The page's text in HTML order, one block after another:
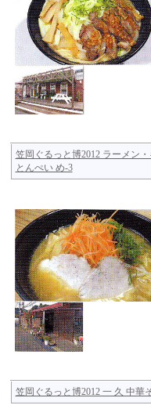
笠岡ぐるっと博2012 ラーメン
とんぺい め-3
笠岡ぐるっと博2012 一 久 中華